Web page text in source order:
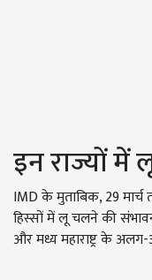
इन राज्यों में
IMD के मुताबिक, 29
हिस्सों में लू चलने की
और मध्य महाराष्ट्र के